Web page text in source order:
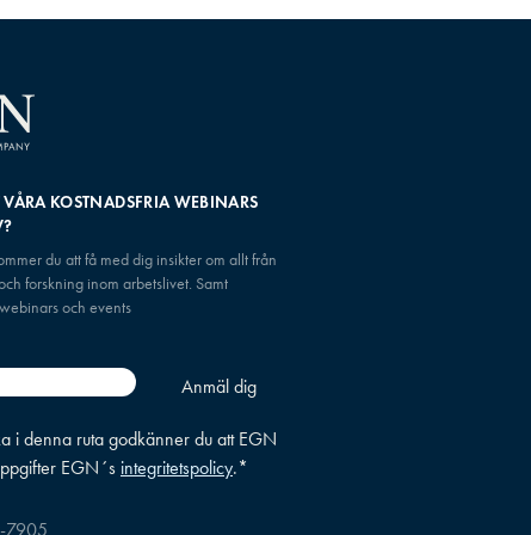
VÅRA KOSTNADSFRIA WEBINARS
du att få med dig insikter om allt från
forskning inom arbetslivet. Samt
och events
i denna ruta godkänner du att EGN
EGN´s integritetspolicy.*
7905